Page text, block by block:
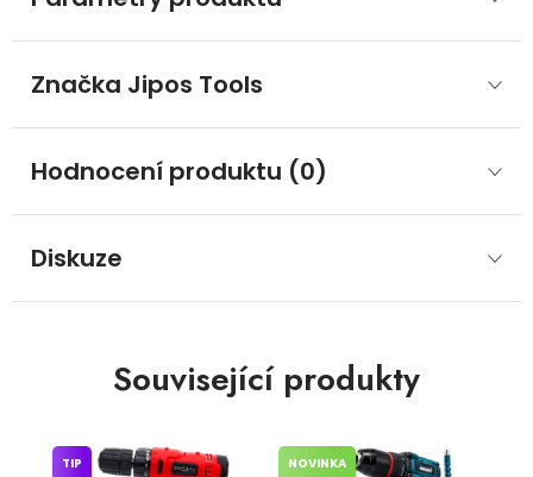
Značka Jipos Tools
Hodnocení produktu (0)
Diskuze
Související produkty
TIP NOVINKA